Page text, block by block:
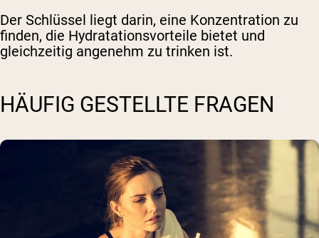
Der Schlüssel liegt darin, eine Konzentration zu
finden, die Hydratationsvorteile bietet und
gleichzeitig angenehm zu trinken ist.
HÄUFIG GESTELLTE FRAGEN